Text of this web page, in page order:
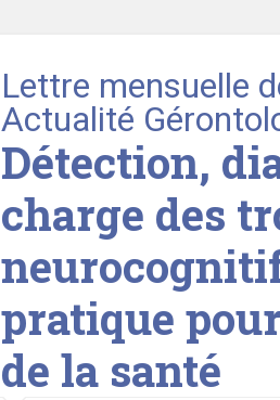
Lettre mensuelle
Actualité
Détection,
charge des
pratique
de la santé